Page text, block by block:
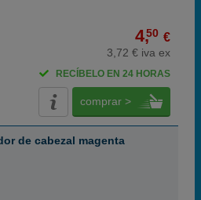
4,50 €
3,72 € iva ex
RECÍBELO EN 24 HORAS
comprar >
de cabezal magenta